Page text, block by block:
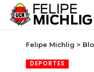
Felipe Michlig >
DEPORTES